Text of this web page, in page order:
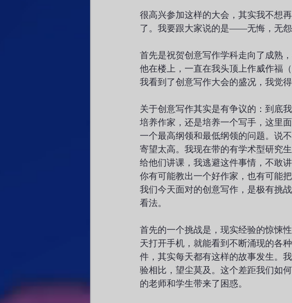
很高兴参加这样的大会，其实我不想
了。我要跟大家说的是——无悔，无怨
首先是祝贺创意写作学科走向了成熟
他在楼上，一直在我头顶上作威作福
我看到了创意写作大会的盛况，我觉
关于创意写作其实是有争议的：到底
培养作家，还是培养一个写手，这里
一个最高纲领和最低纲领的问题。说
寄望太高。我现在带的有学术型研究
给他们讲课，我逃避这件事情，不敢
你有可能教出一个好作家，也有可能
我们今天面对的创意写作，是极有挑
看法。
首先的一个挑战是，现实经验的惊悚
天打开手机，就能看到不断涌现的各
件，其实每天都有这样的故事发生。
验相比，望尘莫及。这个差距我们如
的老师和学生带来了困惑。